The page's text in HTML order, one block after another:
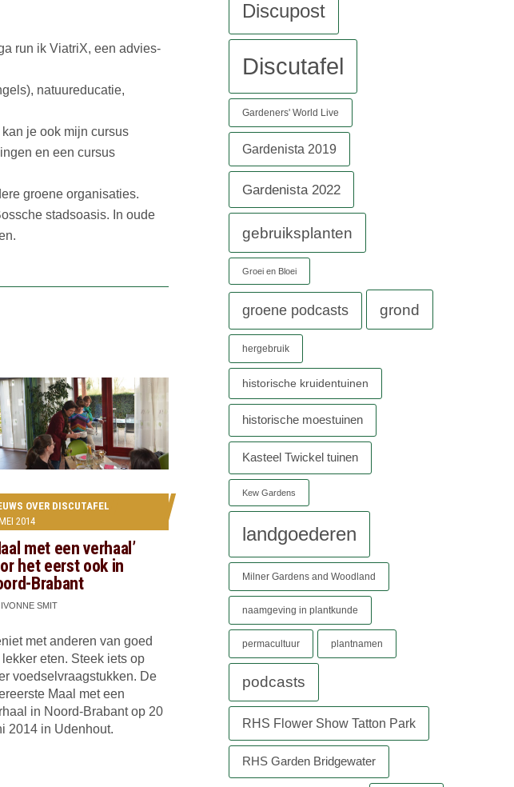
run ik ViatriX, een advies-
natuureducatie,
je ook mijn cursus
en een cursus
groene organisaties.
stadsoasis. In oude
OVER DISCUTAFEL
2014
met een verhaal’
het eerst ook in
Brabant
IVONNE SMIT
met anderen van goed
lekker eten. Steek iets op
voedselvraagstukken. De
Maal met een
in Noord-Brabant op 20
2014 in Udenhout.
Discupost
Discutafel
Gardeners' World Live
Gardenista 2019
Gardenista 2022
gebruiksplanten
Groei en Bloei
groene podcasts grond
hergebruik
historische kruidentuinen
historische moestuinen
Kasteel Twickel tuinen
Kew Gardens
landgoederen
Milner Gardens and Woodland
naamgeving in plantkunde
permacultuur plantnamen
podcasts
RHS Flower Show Tatton Park
RHS Garden Bridgewater